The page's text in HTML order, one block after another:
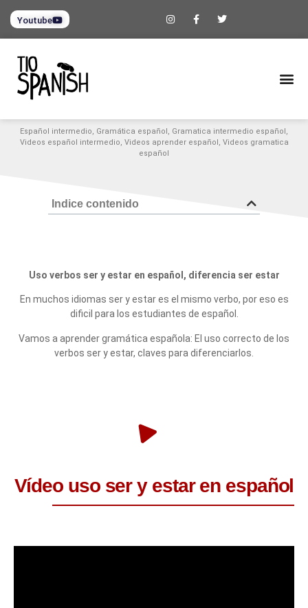
Youtube
Español intermedio, Gramática español, Gramatica intermedio español,
Videos español intermedio, Videos aprender español, Videos gramatica
español
Indice contenido
Uso verbos ser y estar en español, diferencia ser estar
En muchos idiomas ser y estar es el mismo verbo, por eso es
dificil para los estudiantes de español.
Vamos a aprender gramática española: El uso correcto de los
verbos ser y estar, claves para diferenciarlos.
Vídeo uso ser y estar en español